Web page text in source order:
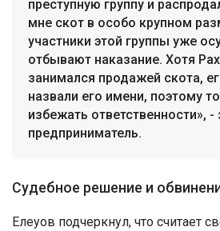
преступную группу и
мне скот в особо крупном
участники этой группы уже
отбывают наказание. Хотя
занимался продажей скота,
назвали его имени, поэтому
избежать ответственности», -
предприниматель.
Судебное решение и
Елеуов подчеркнул, что считает